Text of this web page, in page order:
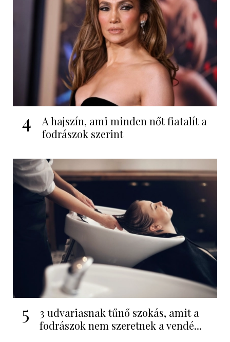
4
A hajszín, ami minden nőt fiatalít a
fodrászok szerint
5
3 udvariasnak tűnő szokás, amit a
fodrászok nem szeretnek a vendé...